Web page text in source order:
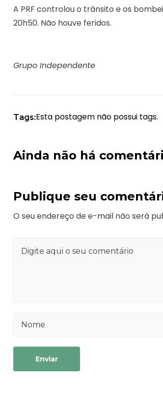
A PRF controlou o trânsito e os
20h50. Não houve feridos.
Grupo Independente
Tags:Esta postagem não possui tags.
Ainda não há
Publique seu
O seu endereço de e-mail não será
Enviar